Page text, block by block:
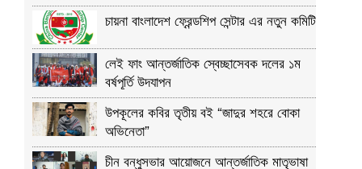
চায়না বাংলাদেশ ফ্রেন্ডশিপ সেন্টার এর নতুন কমিটি
লেই ফাং আন্তর্জাতিক স্বেচ্ছাসেবক দলের ১ম
বর্ষপূর্তি উদযাপন
উপকূলের কবির তৃতীয় বই “জাদুর শহরে বোকা
অভিনেতা”
চীন বন্ধুসভার আয়োজনে আন্তর্জাতিক মাতৃভাষা